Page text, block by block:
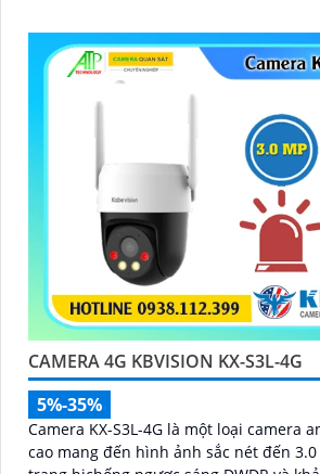
rõ nét 24/7
CAMERA 4G KBVISION KX-S3L-4G
5%-35%
Camera KX-S3L-4G là một loại camera
cao mang đến hình ảnh sắc nét đến 3.0 MP.